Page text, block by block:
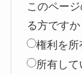
このペー
る方ですか
権利を所
所有して